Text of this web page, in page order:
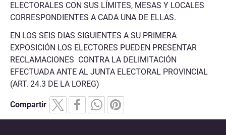
ELECTORALES CON SUS LÍMITES, MESAS Y LOCALES
CORRESPONDIENTES A CADA UNA DE ELLAS.
EN LOS SEIS DIAS SIGUIENTES A SU PRIMERA
EXPOSICIÓN LOS ELECTORES PUEDEN PRESENTAR
RECLAMACIONES CONTRA LA DELIMITACIÓN
EFECTUADA ANTE AL JUNTA ELECTORAL PROVINCIAL
(ART. 24.3 DE LA LOREG)
Compartir